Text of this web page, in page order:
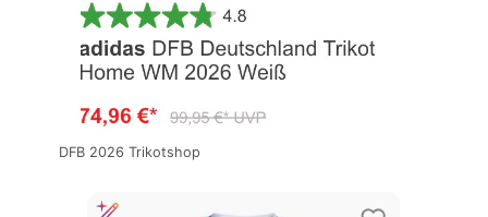
DFB 2026 Trikotshop